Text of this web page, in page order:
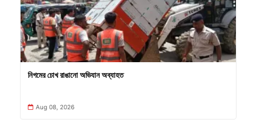
নিগমের চোখ রাঙানো অভিযান অব্যাহত
Aug 08, 2026